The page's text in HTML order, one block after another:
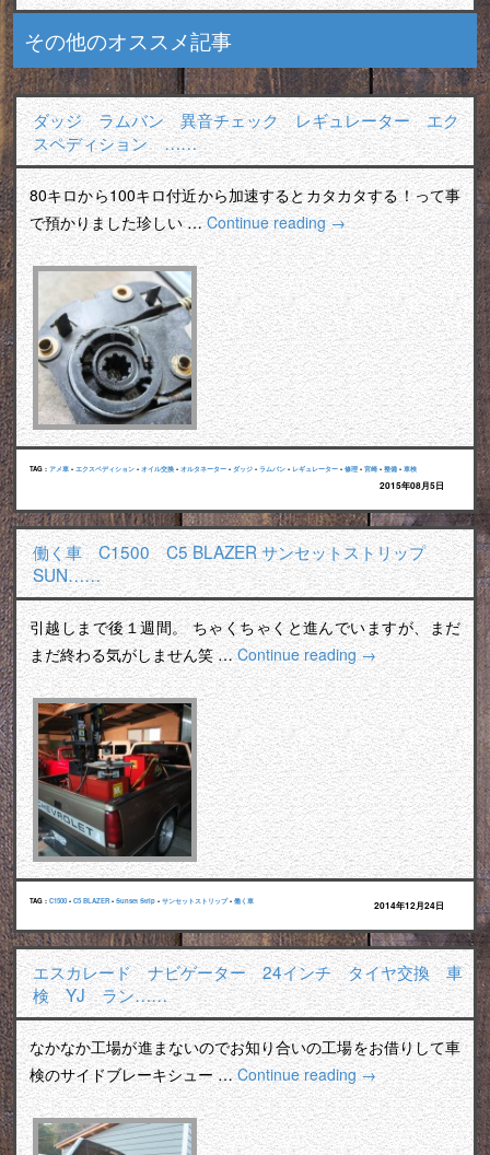
その他のオススメ記事
ダッジ ラムバン 異音チェック レギュレーター エク
スペディション ……
80キロから100キロ付近から加速するとカタカタする！って事
で預かりました珍しい …Continue reading→
TAG : アメ車 • エクスペディション • オイル交換 • オルタネーター • ダッジ • ラムバン • レギュレーター • 修理 • 宮崎 • 整備 • 車検
2015年08月5日
働く車 C1500 C5 BLAZER サンセットストリップ
SUN……
引越しまで後１週間。 ちゃくちゃくと進んでいますが、まだ
まだ終わる気がしません笑 …Continue reading→
TAG : C1500 • C5 BLAZER • Sunset Strip • サンセットストリップ• 働く車 2014年12月24日
エスカレード ナビゲーター 24インチ タイヤ交換 車
検 YJ ラン……
なかなか工場が進まないのでお知り合いの工場をお借りして車
検のサイドブレーキシュー …Continue reading→